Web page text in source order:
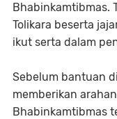
Bhabinkamtibmas.
Tolikara beserta
ikut serta dalam
Sebelum bantuan
memberikan
Bhabinkamtibmas